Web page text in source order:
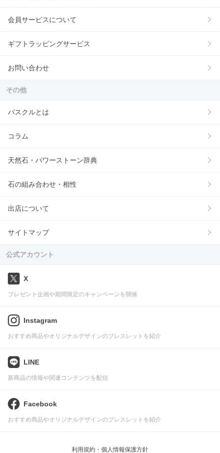
会員サービスについて
ギフトラッピングサービス
お問い合わせ
その他
パスクルとは
コラム
天然石・パワーストーン辞典
石の組み合わせ・相性
出店について
サイトマップ
公式アカウント
X
プレゼント企画や期間限定のキャンペーンを開催
Instagram
おすすめ商品やオリジナルデザインのブレスレットを紹介
LINE
新商品の情報や関連コンテンツを配信
Facebook
おすすめ商品やオリジナルデザインのブレスレットを紹介
利用規約・個人情報保護方針